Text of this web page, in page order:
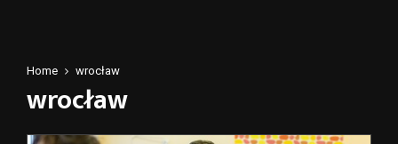
Home wrocław
wrocław